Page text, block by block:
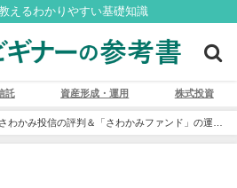
えるわかりやすい基礎知識
託 資産形成・運用 株式投資
さわかみ投信の評判＆「さわかみファンド」の運用